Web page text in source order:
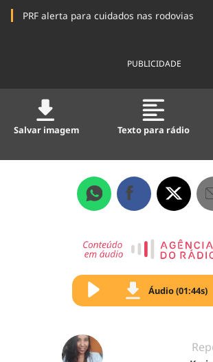
PRF alerta para cuidados nas rodovias
PUBLICIDADE
Salvar imagem Texto para rádio
Áudio (01:44s)